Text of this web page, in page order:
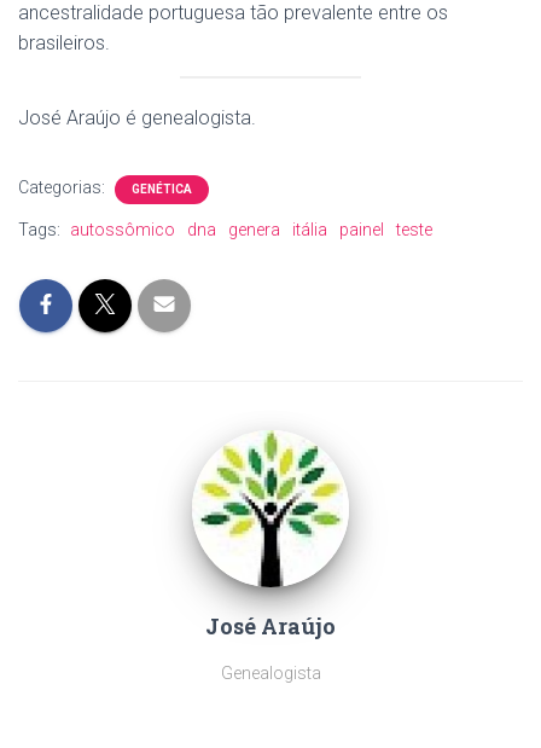
ancestralidade portuguesa tão prevalente entre os
brasileiros.
José Araújo é genealogista.
Categorias: GENÉTICA
Tags: autossômico dna genera itália painel teste
José Araújo
Genealogista